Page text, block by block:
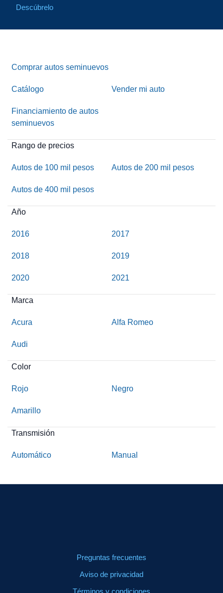
Descúbrelo
Comprar autos seminuevos
Catálogo Vender mi auto
Financiamiento de autos
seminuevos
Rango de precios
Autos de 100 mil pesos Autos de 200 mil pesos
Autos de 400 mil pesos
Año
2016 2017
2018 2019
2020 2021
Marca
Acura Alfa Romeo
Audi
Color
Rojo Negro
Amarillo
Transmisión
Automático Manual
Preguntas frecuentes
Aviso de privacidad
Términos y condiciones